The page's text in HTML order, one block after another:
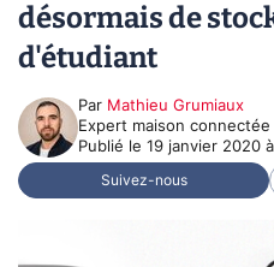
désormais de
d'étudiant
Par Mathieu Grumiaux
Expert maison connectée
Publié le 19 janvier 2020
Suivez-nous